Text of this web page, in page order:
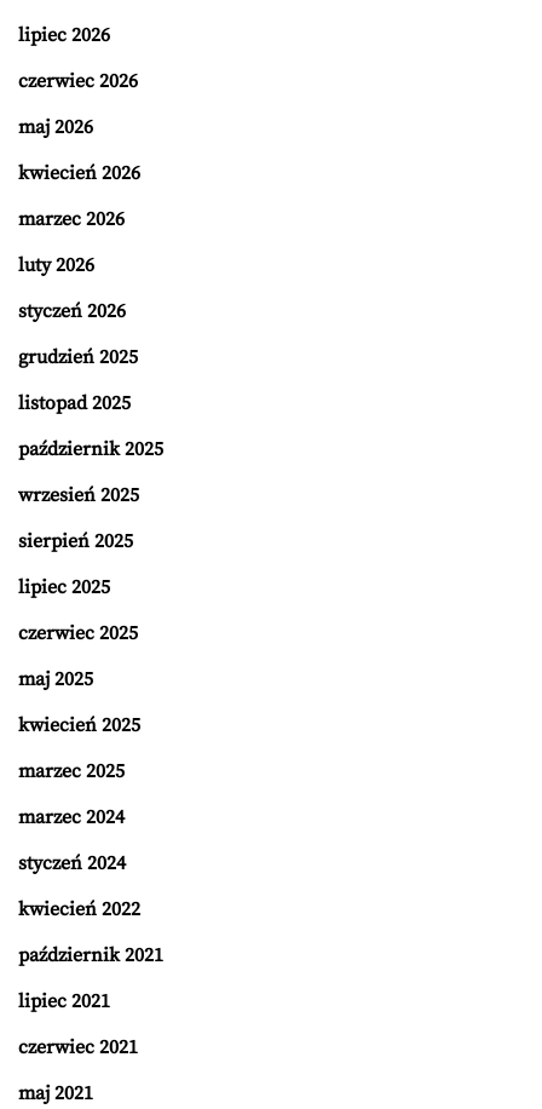
lipiec 2026
czerwiec 2026
maj 2026
kwiecień 2026
marzec 2026
luty 2026
styczeń 2026
grudzień 2025
listopad 2025
październik 2025
wrzesień 2025
sierpień 2025
lipiec 2025
czerwiec 2025
maj 2025
kwiecień 2025
marzec 2025
marzec 2024
styczeń 2024
kwiecień 2022
październik 2021
lipiec 2021
czerwiec 2021
maj 2021